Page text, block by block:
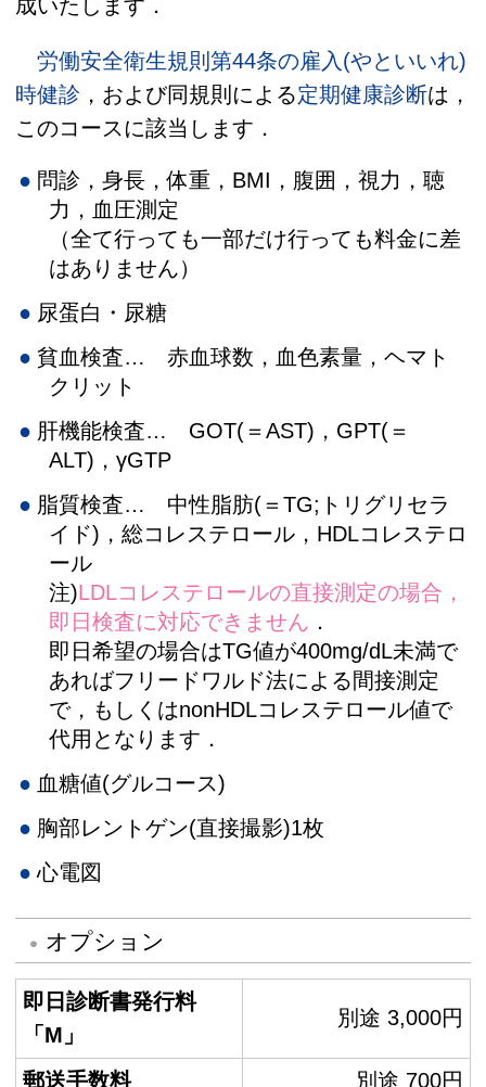
成いたします．
労働安全衛生規則第44条の雇入(やといいれ)
時健診 ，および同規則による定期健康診断は，
このコースに該当します．
問診，身長，体重，BMI，腹囲，視力，聴
力，血圧測定
（全て行っても一部だけ行っても料金に差
はありません）
尿蛋白・尿糖
貧血検査… 赤血球数，血色素量，ヘマト
クリット
肝機能検査… GOT(＝AST)，GPT(＝
ALT)，γGTP
脂質検査… 中性脂肪(＝TG;トリグリセラ
イド)，総コレステロール，HDLコレステロ
ール
注)LDLコレステロールの直接測定の場合，
即日検査に対応できません ．
即日希望の場合はTG値が400mg/dL未満で
あればフリードワルド法による間接測定
で，もしくはnonHDLコレステロール値で
代用となります．
血糖値(グルコース)
胸部レントゲン(直接撮影)1枚
心電図
オプション
即日診断書発行料
「M」
別途 3,000円
郵送手数料 別途 700円